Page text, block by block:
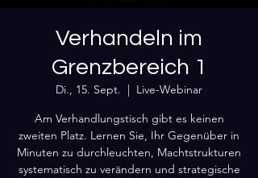
Verhandeln im
Grenzbereich 1
Di., 15. Sept.
  |
Live-Webinar
Am Verhandlungstisch gibt es keinen
zweiten Platz. Lernen Sie, Ihr Gegenüber in
Minuten zu durchleuchten, Machtstrukturen
systematisch zu verändern und strategische